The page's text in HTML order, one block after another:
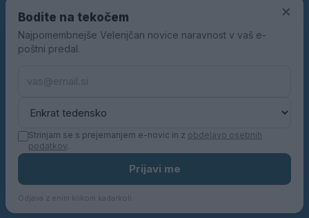
Oglaševanje
Kontakt
KN MEDIA d.o.o.
×
Bodite na tekočem
Najpomembnejše Velenjčan novice naravnost v vaš e-
poštni predal.
Strinjam se s prejemanjem e-novic in z obdelavo osebnih
podatkov.
Prijavi me
Odjava z enim klikom kadarkoli.